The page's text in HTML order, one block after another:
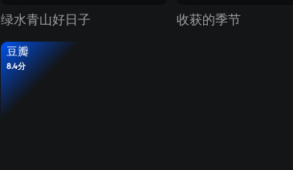
绿水青山好日子 收获的季节
豆瓣
8.4分